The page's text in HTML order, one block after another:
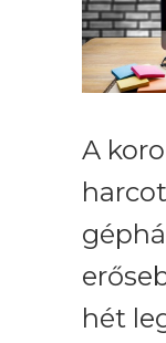
A
hét